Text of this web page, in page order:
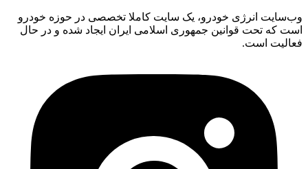
وب‌سایت انرژی خودرو، یک سایت کاملا تخصصی در حوزه خودرو
است که تحت قوانین جمهوری اسلامی ایران ایجاد شده و در حال
فعالیت است.